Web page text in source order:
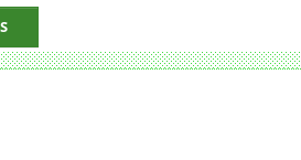
de traite et d’exploitation